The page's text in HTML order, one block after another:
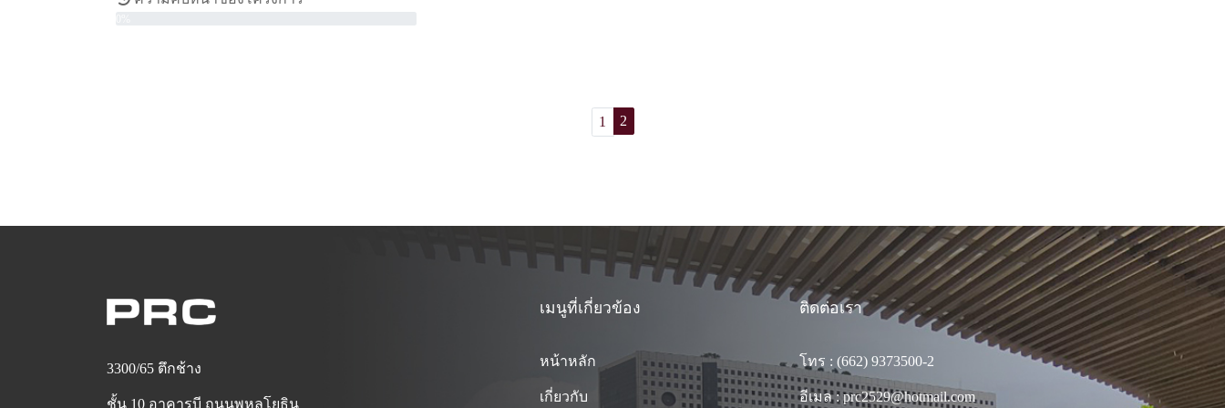
1 2
3300/65 ตึกช้าง
ชั้น 10 อาคารบี ถนนพหลโยธิน
เมนูที่เกี่ยวข้อง
หน้าหลัก
เกี่ยวกับ
ติดต่อเรา
โทร : (662) 9373500-2
อีเมล : prc2529@hotmail.com